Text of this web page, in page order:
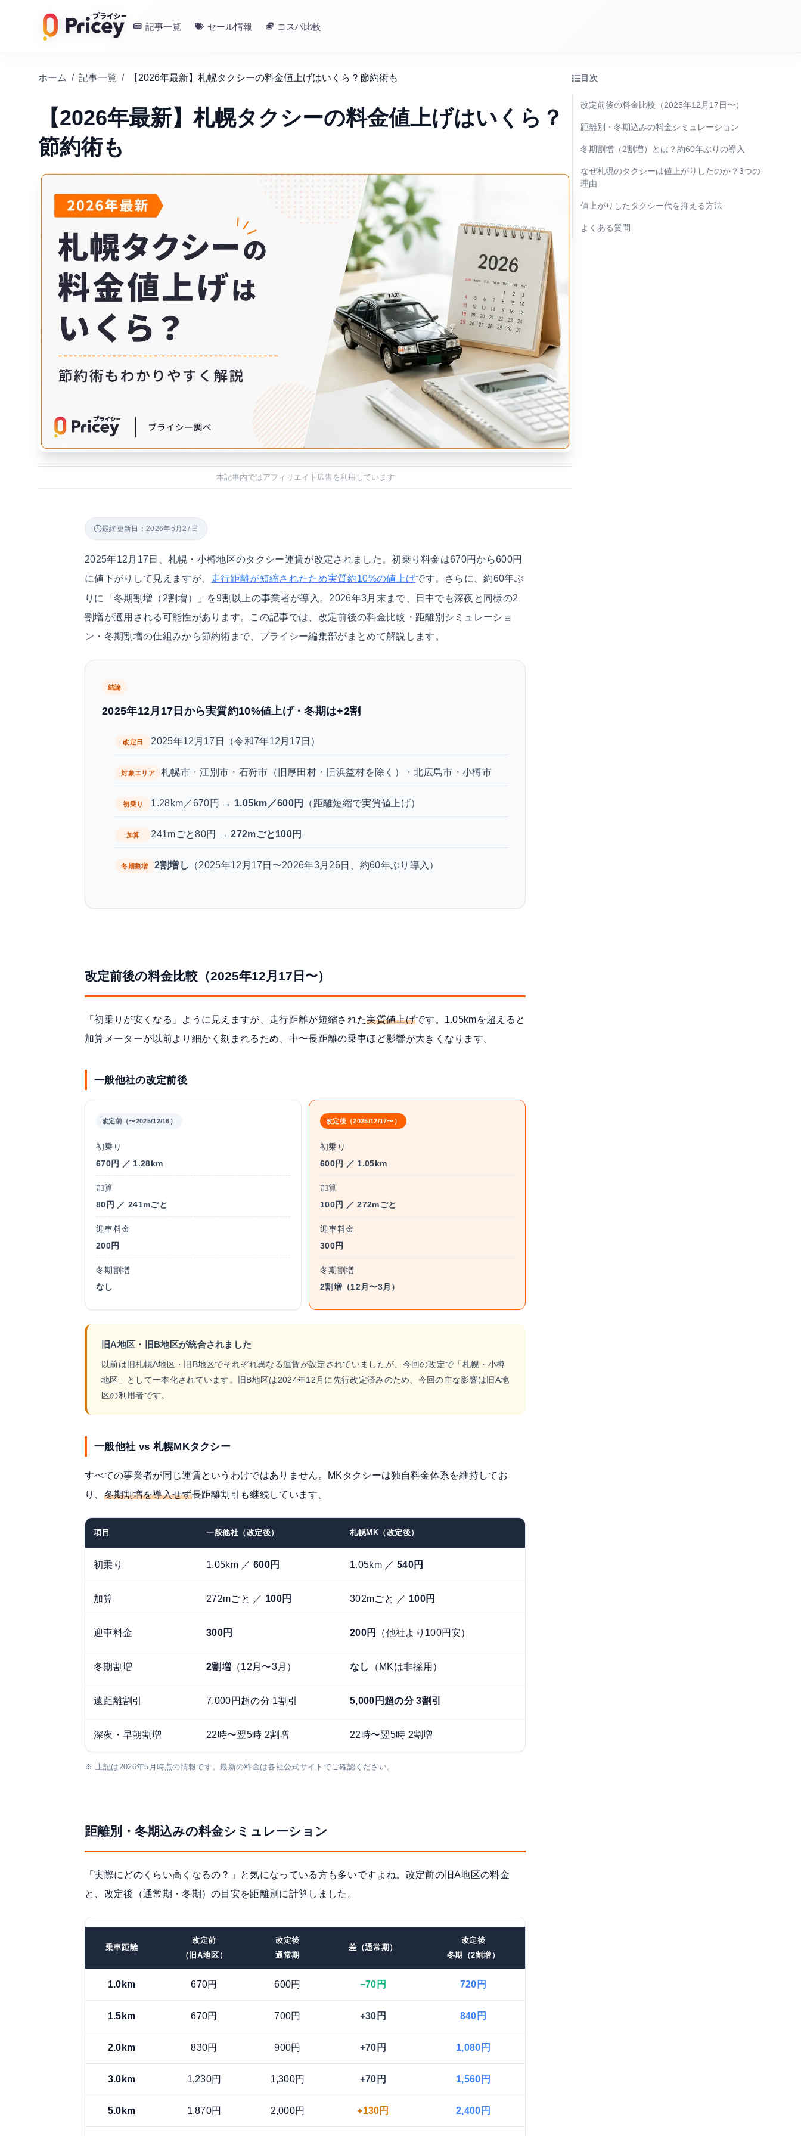
記事一覧 セール情報 コスパ比較
ホーム / 記事一覧 / 【2026年最新】札幌タクシーの料金値上げはいくら？節約術も
【2026年最新】札幌タクシーの料金値上げはいくら？
節約術も
本記事内ではアフィリエイト広告を利用しています
最終更新日：2026年5月27日
2025年12月17日、札幌・小樽地区のタクシー運賃が改定されました。初乗り料金は670円から600円
に値下がりして見えますが、 走行距離が短縮されたため実質約10%の値上げです。さらに、約60年ぶ
りに「冬期割増（2割増）」を9割以上の事業者が導入。2026年3月末まで、日中でも深夜と同様の2
割増が適用される可能性があります。この記事では、改定前後の料金比較・距離別シミュレーショ
ン・冬期割増の仕組みから節約術まで、プライシー編集部がまとめて解説します。
結論
2025年12月17日から実質約10%値上げ・冬期は+2割
改定日 2025年12月17日（令和7年12月17日）
対象エリア 札幌市・江別市・石狩市（旧厚田村・旧浜益村を除く）・北広島市・小樽市
初乗り 1.28km／670円 → 1.05km／600円 （距離短縮で実質値上げ）
加算 241mごと80円 →272mごと100円
冬期割増 2割増し （2025年12月17日〜2026年3月26日、約60年ぶり導入）
改定前後の料金比較（2025年12月17日〜）
「初乗りが安くなる」ように見えますが、走行距離が短縮された実質値上げです。1.05kmを超えると
加算メーターが以前より細かく刻まれるため、中〜長距離の乗車ほど影響が大きくなります。
一般他社の改定前後
改定前（〜2025/12/16）
初乗り
670円 ／ 1.28km
加算
80円 ／ 241mごと
迎車料金
200円
冬期割増
なし
改定後（2025/12/17〜）
初乗り
600円 ／ 1.05km
加算
100円 ／ 272mごと
迎車料金
300円
冬期割増
2割増（12月〜3月）
旧A地区・旧B地区が統合されました
以前は旧札幌A地区・旧B地区でそれぞれ異なる運賃が設定されていましたが、今回の改定で「札幌・小樽
地区」として一本化されています。旧B地区は2024年12月に先行改定済みのため、今回の主な影響は旧A地
区の利用者です。
一般他社 vs 札幌MKタクシー
すべての事業者が同じ運賃というわけではありません。MKタクシーは独自料金体系を維持してお
り、 冬期割増を導入せず長距離割引も継続しています。
項目 一般他社（改定後） 札幌MK（改定後）
初乗り 1.05km ／ 600円 1.05km ／ 540円
加算 272mごと ／ 100円 302mごと ／ 100円
迎車料金 300円 200円 （他社より100円安）
冬期割増 2割増（12月〜3月） なし （MKは非採用）
遠距離割引 7,000円超の分 1割引 5,000円超の分 3割引
深夜・早朝割増 22時〜翌5時 2割増 22時〜翌5時 2割増
※ 上記は2026年5月時点の情報です。最新の料金は各社公式サイトでご確認ください。
距離別・冬期込みの料金シミュレーション
「実際にどのくらい高くなるの？」と気になっている方も多いですよね。改定前の旧A地区の料金
と、改定後（通常期・冬期）の目安を距離別に計算しました。
乗車距離
改定前
（旧A地区）
改定後
通常期
差（通常期）
改定後
冬期（2割増）
1.0km 670円 600円 −70円 720円
1.5km 670円 700円 +30円 840円
2.0km 830円 900円 +70円 1,080円
3.0km 1,230円 1,300円 +70円 1,560円
5.0km 1,870円 2,000円 +130円 2,400円
目次
改定前後の料金比較（2025年12月17日〜）
距離別・冬期込みの料金シミュレーション
冬期割増（2割増）とは？約60年ぶりの導入
なぜ札幌のタクシーは値上がりしたのか？3つの
理由
値上がりしたタクシー代を抑える方法
よくある質問